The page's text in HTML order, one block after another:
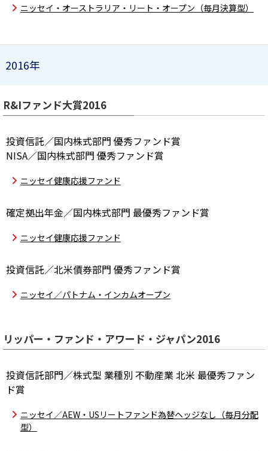
ニッセイ・オーストラリア・リート・オープン（毎月決算型）
2016年
R&Iファンド大賞2016
投資信託／国内株式部門 優秀ファンド賞
NISA／国内株式部門 優秀ファンド賞
ニッセイ健康応援ファンド
確定拠出年金／国内株式部門 最優秀ファンド賞
ニッセイ健康応援ファンド
投資信託／北米債券部門 優秀ファンド賞
ニッセイ／パトナム・インカムオープン
リッパー・ファンド・アワード・ジャパン2016
投資信託部門／株式型 業種別 不動産業 北米 最優秀ファン
ド賞
ニッセイ／AEW・USリートファンド為替ヘッジなし（毎月分配
型）